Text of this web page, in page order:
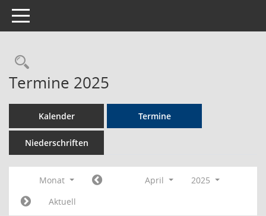
Toggle navigation
Rechercheauswahl
Termine 2025
Kalender Termine
Niederschriften
Monat April
2025
Aktuell